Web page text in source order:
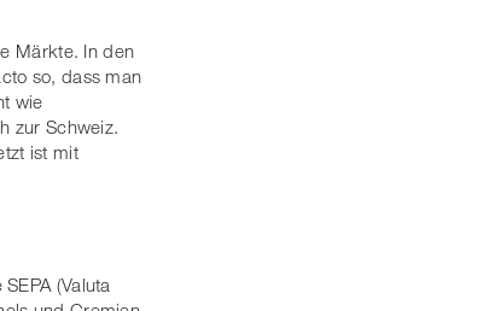
Märkte. In den
so, dass man
wie
zur Schweiz.
ist mit
(Valuta